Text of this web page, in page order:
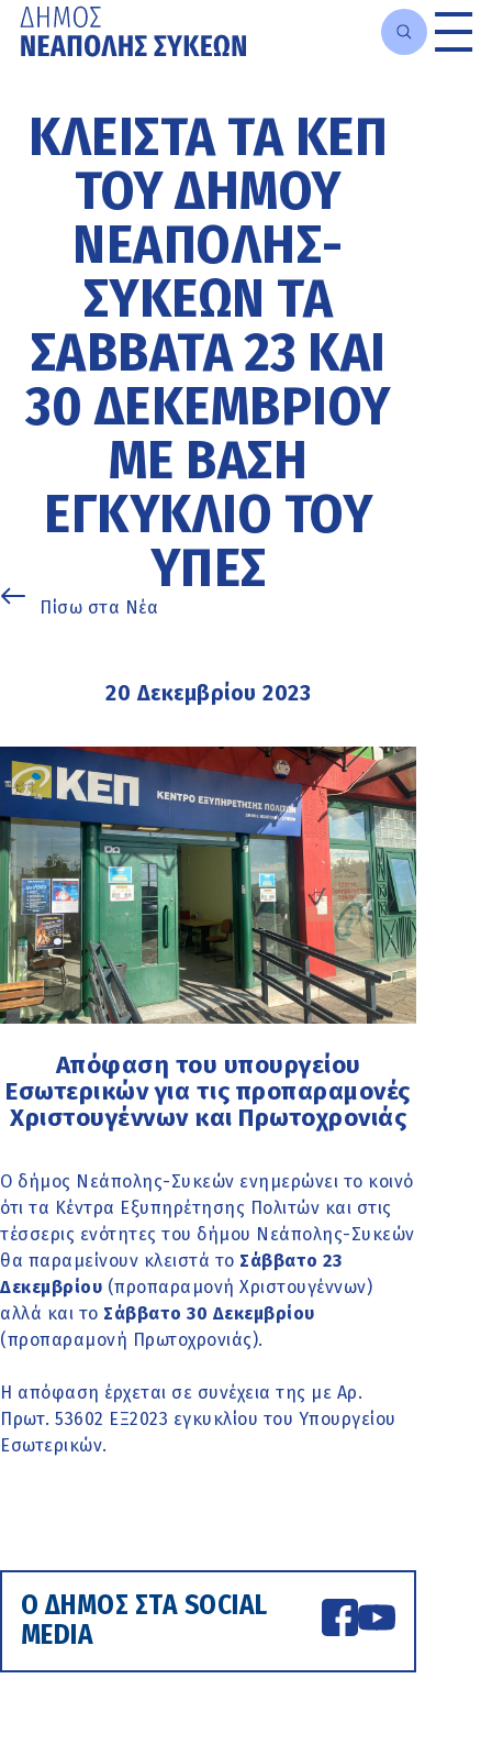
κυρίως
περιεχόμενο
ΚΛΕΙΣΤΆ ΤΑ ΚΕΠ
ΤΟΥ ΔΉΜΟΥ
ΝΕΆΠΟΛΗΣ-
ΣΥΚΕΏΝ ΤΑ
ΣΆΒΒΑΤΑ 23 ΚΑΙ
30 ΔΕΚΕΜΒΡΊΟΥ
ΜΕ ΒΆΣΗ
ΕΓΚΎΚΛΙΟ ΤΟΥ
ΥΠΕΣ
Πίσω στα Νέα
20 Δεκεμβρίου 2023
Απόφαση του υπουργείου
Εσωτερικών για τις προπαραμονές
Χριστουγέννων και Πρωτοχρονιάς
Ο δήμος Νεάπολης-Συκεών ενημερώνει το κοινό
ότι τα Κέντρα Εξυπηρέτησης Πολιτών και στις
τέσσερις ενότητες του δήμου Νεάπολης-Συκεών
θα παραμείνουν κλειστά το Σάββατο 23
Δεκεμβρίου (προπαραμονή Χριστουγέννων)
αλλά και το Σάββατο 30 Δεκεμβρίου
(προπαραμονή Πρωτοχρονιάς).
Η απόφαση έρχεται σε συνέχεια της με Αρ.
Πρωτ. 53602 ΕΞ2023 εγκυκλίου του Υπουργείου
Εσωτερικών.
Ο ΔΗΜΟΣ ΣΤΑ SOCIAL
MEDIA